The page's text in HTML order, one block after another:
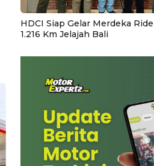
HDCI Siap Gelar Merdeka
1.216 Km Jelajah Bali